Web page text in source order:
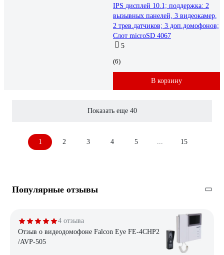
IPS дисплей 10.1; поддержка: 2
вызывных панелей, 3 видеокамер,
2 трев.датчиков; 3 доп.домофонов;
Слот microSD 4067
5
(6)
В корзину
Показать еще 40
1 2 3 4 5 15
Популярные отзывы
4 отзыва
Отзыв о видеодомофоне Falcon Eye FE-4CHP2
/AVP-505